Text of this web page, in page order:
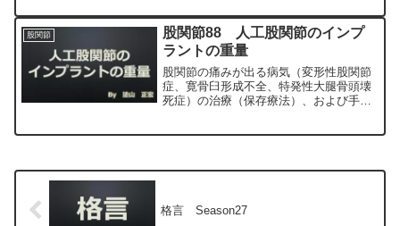
科専門医（人工関節手術を専門）の塗山
正宏が色々と説明します。
股関節
股関節88 人工股関節のインプ
ラントの重量
股関節の痛みが出る病気（変形性股関節
症、寛骨臼形成不全、特発性大腿骨頭壊
死症）の治療（保存療法）、および手術
格言 Season27